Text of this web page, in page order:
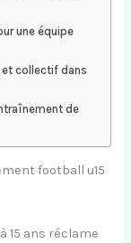
une équipe
et collectif dans
de
football u15
15 ans réclame